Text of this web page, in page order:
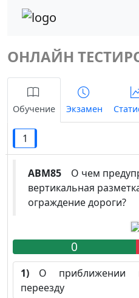
ОНЛАЙН
Обучение Экзамен
1
ABM85 О чем
вертикальная
ограждение дороги?
0
1) О приближении
переезду